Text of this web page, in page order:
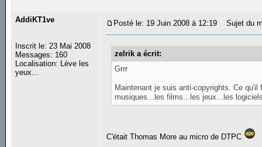
AddiKT1ve
Inscrit le: 23 Mai 2008
Messages: 160
Localisation: Lève les
yeux...
Posté le: 19 Juin 2008 à 12:19 Sujet du
zelrik a écrit:
Grrr
Maintenant je suis anti-copyrights. Ce
musiques...les films...les jeux...les
C'était Thomas More au micro de DTPC